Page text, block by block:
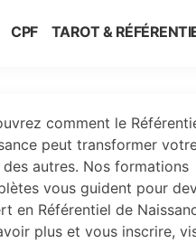
CPF TAROT &
comment le
peut transformer
des autres. Nos formations
vous guident pour
en Référentiel de
plus et vous inscrire,